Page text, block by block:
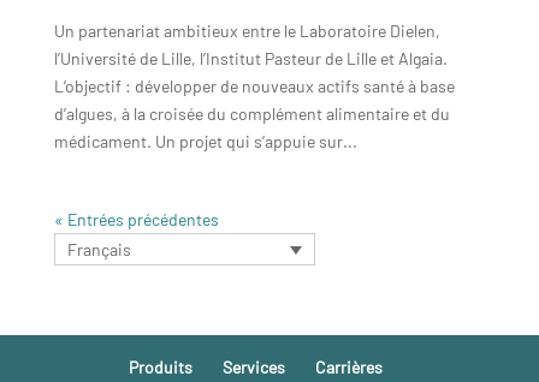
Un partenariat ambitieux entre le Laboratoire Dielen,
l’Université de Lille, l’Institut Pasteur de Lille et Algaia.
L’objectif : développer de nouveaux actifs santé à base
d’algues, à la croisée du complément alimentaire et du
médicament. Un projet qui s’appuie sur...
« Entrées précédentes
Français
Produits Services Carrières